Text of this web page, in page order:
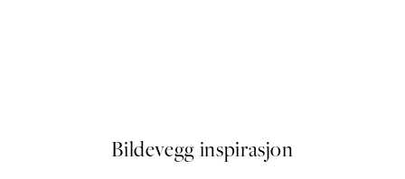
Bildevegg inspirasjon